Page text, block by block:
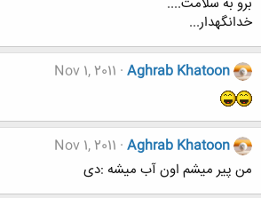
خدانگهدار...
Aghrab Khatoon
Nov 1, 2011
Aghrab Khatoon
Nov 1, 2011
من پیر میشم اون آب میشه :دی